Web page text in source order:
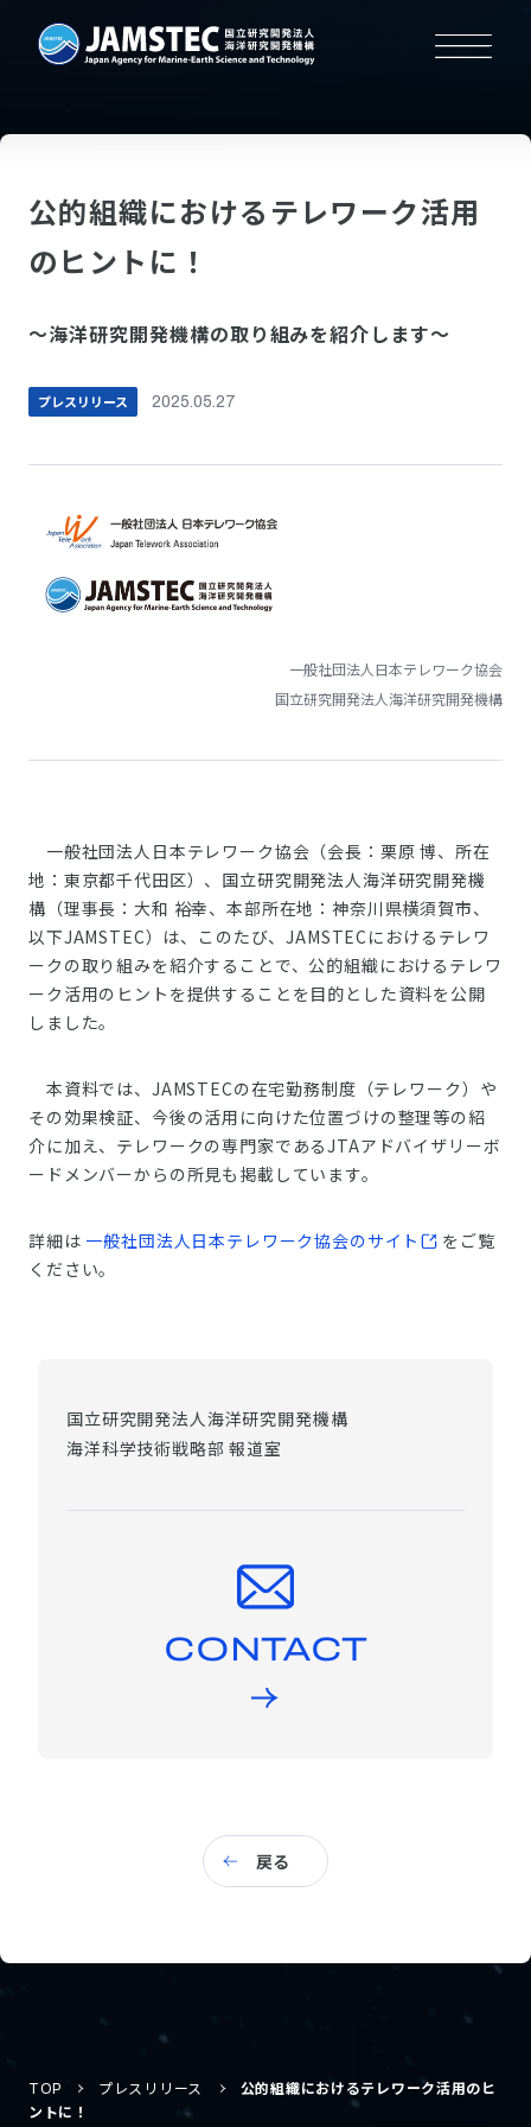
公的組織におけるテレワーク活用
のヒントに！
～海洋研究開発機構の取り組みを紹介します～
プレスリリース 2025.05.27
一般社団法人日本テレワーク協会
国立研究開発法人海洋研究開発機構
一般社団法人日本テレワーク協会（会長：栗原 博、所在
地：東京都千代田区）、国立研究開発法人海洋研究開発機
構（理事長：大和 裕幸、本部所在地：神奈川県横須賀市、
以下JAMSTEC）は、このたび、JAMSTECにおけるテレワ
ークの取り組みを紹介することで、公的組織におけるテレワ
ーク活用のヒントを提供することを目的とした資料を公開
しました。
本資料では、JAMSTECの在宅勤務制度（テレワーク）や
その効果検証、今後の活用に向けた位置づけの整理等の紹
介に加え、テレワークの専門家であるJTAアドバイザリーボ
ードメンバーからの所見も掲載しています。
詳細は 一般社団法人日本テレワーク協会のサイト
をご覧
ください。
国立研究開発法人海洋研究開発機構
海洋科学技術戦略部 報道室
CONTACT
戻る
TOP プレスリリース
公的組織におけるテレワーク活用のヒ
ントに！